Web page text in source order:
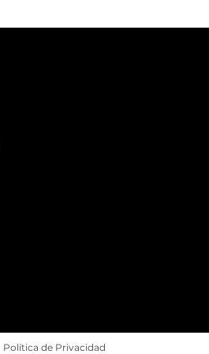
Política de Privacidad